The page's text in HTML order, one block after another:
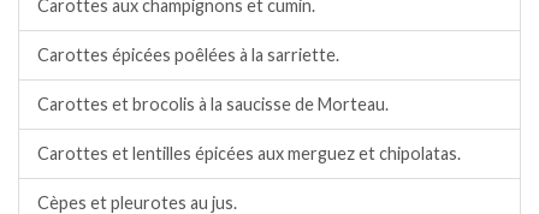
Carottes aux champignons et cumin.
Carottes épicées poêlées à la sarriette.
Carottes et brocolis à la saucisse de Morteau.
Carottes et lentilles épicées aux merguez et chipolatas.
Cèpes et pleurotes au jus.